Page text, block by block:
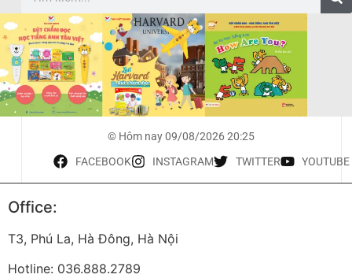
© Hôm nay 09/08/2026 20:25
FACEBOOK INSTAGRAM TWITTER YOUTUBE
Office:
T3, Phú La, Hà Đông, Hà Nội
Hotline: 036.888.2789